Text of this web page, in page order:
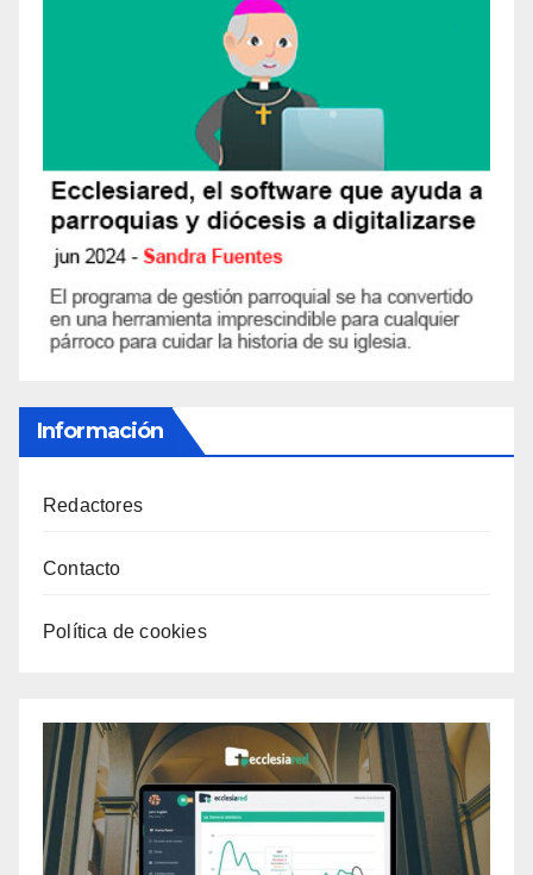
Información
Redactores
Contacto
Política de cookies